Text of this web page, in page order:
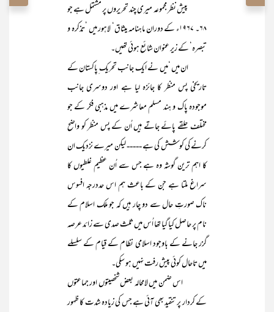
پیش نظر مجموعہ میری چند تحریروں پر مشتمل ہے جو
۶۸۔ ۱۹۶۷ء کے دوران ماہنامہ میثاق‘ لاہور میں ’تذکرہ و
تبصرہ‘ کے زیر عنوان شائع ہوئی تھیں۔
ان میں ‘میں نے ایک جانب تحریک ِپاکستان کے
تاریخی پس منظر کا جائزہ لیا ہے اور دوسری جانب
موجودہ پاک و ہند مسلم معاشرے میں مذہبی فکر کے جو
مختلف حلقے پائے جاتے ہیں اُن کے پس منظر کو واضح
کرنے کی کوشش کی ہے ----- لیکن میرے نزدیک ان
کا اہم ترین گوشہ وہ ہے جس سے اُن عظیم غلطیوں کا
سراغ ملتا ہے جن کے باعث ہم اس حددرجہ افسوس
ناک صورتِ حال سے دو چار ہیں کہ جو ملک اسلام کے
نام پر حاصل کیا گیا تھا اُس میں ثلث صدی سے زائد عرصہ
گزر جانے کے باوجود اسلامی نظام کے قیام کے سلسلے
میں تاحال کوئی پیش رفت نہیں ہو سکی۔
اس ضمن میں لامحالہ بعض شخصیتوں اور جماعتوں
کے کردار پر تنقید بھی آئی ہے جس کی زیادہ شدت کا ظہور